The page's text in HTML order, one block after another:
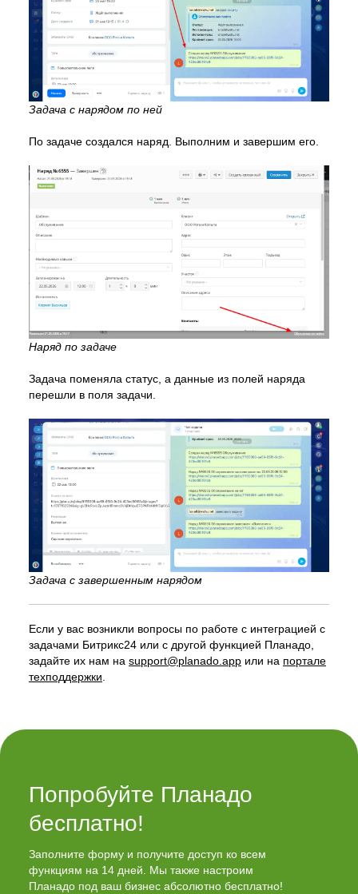
Задача с нарядом по ней
По задаче создался наряд. Выполним и завершим его.
Наряд по задаче
Задача поменяла статус, а данные из полей наряда
перешли в поля задачи.
Задача с завершенным нарядом
Если у вас возникли вопросы по работе с интеграцией с
задачами Битрикс24 или с другой функцией Планадо,
задайте их нам на support@planado.app или на портале
техподдержки.
Попробуйте Планадо
бесплатно!
Заполните форму и получите доступ ко всем
функциям на 14 дней. Мы также настроим
Планадо под ваш бизнес абсолютно бесплатно!